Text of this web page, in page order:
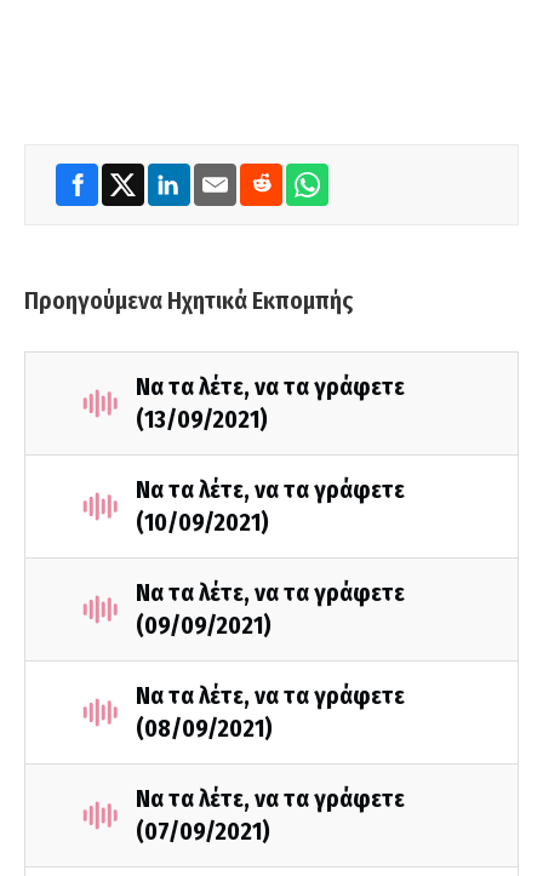
Προηγούμενα Ηχητικά Εκπομπής
Να τα λέτε, να τα γράφετε
(13/09/2021)
Να τα λέτε, να τα γράφετε
(10/09/2021)
Να τα λέτε, να τα γράφετε
(09/09/2021)
Να τα λέτε, να τα γράφετε
(08/09/2021)
Να τα λέτε, να τα γράφετε
(07/09/2021)